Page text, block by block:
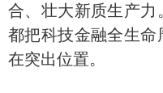
合、壮大新质生产力
都把科技金融全生命
在突出位置。